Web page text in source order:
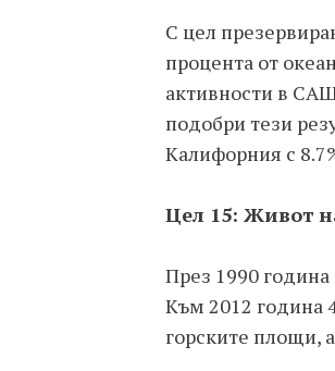
С цел
процента от
активности в
подобри тези
Калифорния с
Цел 15: Живот
През 1990
Към 2012 година
горските площи,